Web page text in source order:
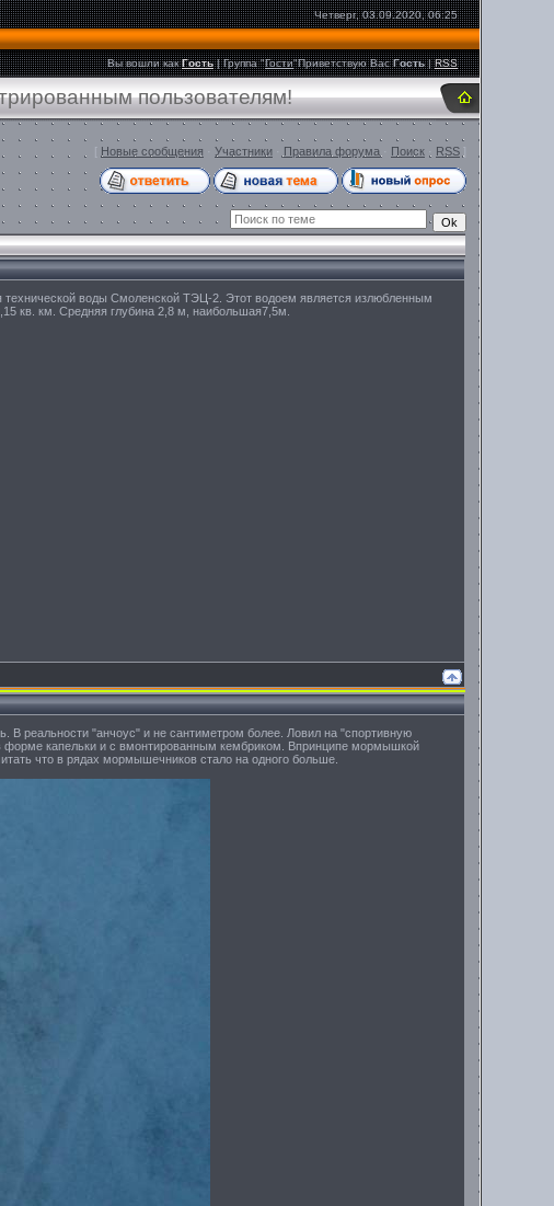
Четверг, 03.09.2020, 06:25
Вы вошли как Гость|Группа"Гости"Приветствую Вас Гость |RSS
пользователям!
[ Новые сообщения Участники Правила форума Поиск RSS ]
воды Смоленской ТЭЦ-2. Этот водоем является излюбленным
кв. км. Средняя глубина 2,8 м, наибольшая7,5м.
реальности "анчоус" и не сантиметром более. Ловил на "спортивную
капельки и с вмонтированным кембриком. Впринципе мормышкой
что в рядах мормышечников стало на одного больше.